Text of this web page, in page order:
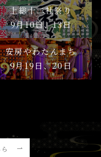
上総十二社祭り
9月10日、13日
安房やわたんまち
9月19日、20日